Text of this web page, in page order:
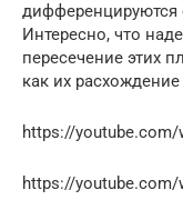
Интересно, что
пересечение этих
как их
https://youtube.com/
https://youtube.com/